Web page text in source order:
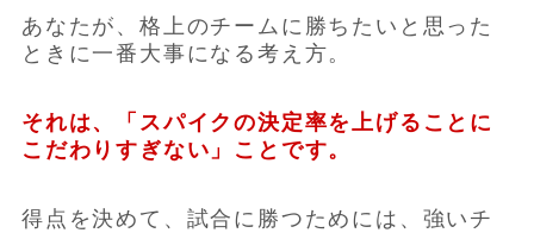
あなたが、格上のチームに勝ちたいと思った
ときに一番大事になる考え方。
それは、「スパイクの決定率を上げることに
こだわりすぎない」ことです。
得点を決めて、試合に勝つためには、強いチ